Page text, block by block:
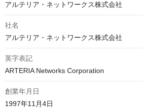
アルテリア・ネットワークス株式会社
社名
アルテリア・ネットワークス株式会社
英字表記
ARTERIA Networks Corporation
創業年月日
1997年11月4日